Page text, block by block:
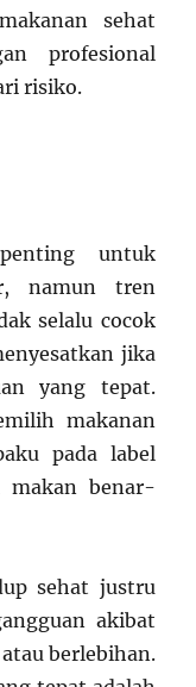
sehat
profesional
risiko.
untuk
namun tren
selalu cocok
jika
yang tepat.
makanan
pada label
makan benar-
sehat justru
akibat
berlebihan.